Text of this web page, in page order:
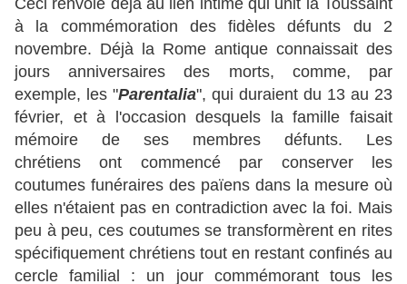
Ceci renvoie déjà au lien intime qui unit la Toussaint
à la commémoration des fidèles défunts du 2
novembre. Déjà la Rome antique connaissait des
jours anniversaires des morts, comme, par
exemple, les "Parentalia", qui duraient du 13 au 23
février, et à l'occasion desquels la famille faisait
mémoire de ses membres défunts. Les
chrétiens ont commencé par conserver les
coutumes funéraires des païens dans la mesure où
elles n'étaient pas en contradiction avec la foi. Mais
peu à peu, ces coutumes se transformèrent en rites
spécifiquement chrétiens tout en restant confinés au
cercle familial : un jour commémorant tous les